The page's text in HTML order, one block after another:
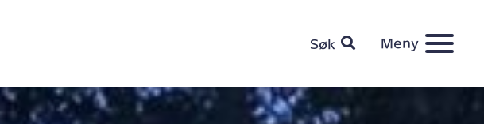
Søk Meny